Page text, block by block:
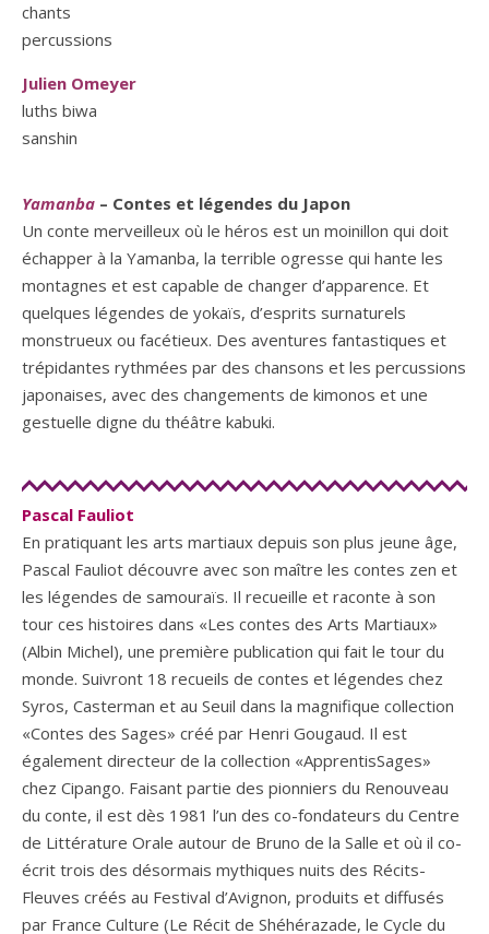
chants
percussions
Julien Omeyer
luths biwa
sanshin
Yamanba – Contes et légendes du Japon
Un conte merveilleux où le héros est un moinillon qui doit
échapper à la Yamanba, la terrible ogresse qui hante les
montagnes et est capable de changer d’apparence. Et
quelques légendes de yokaïs, d’esprits surnaturels
monstrueux ou facétieux. Des aventures fantastiques et
trépidantes rythmées par des chansons et les percussions
japonaises, avec des changements de kimonos et une
gestuelle digne du théâtre kabuki.
Pascal Fauliot
En pratiquant les arts martiaux depuis son plus jeune âge,
Pascal Fauliot découvre avec son maître les contes zen et
les légendes de samouraïs. Il recueille et raconte à son
tour ces histoires dans «Les contes des Arts Martiaux»
(Albin Michel), une première publication qui fait le tour du
monde. Suivront 18 recueils de contes et légendes chez
Syros, Casterman et au Seuil dans la magnifique collection
«Contes des Sages» créé par Henri Gougaud. Il est
également directeur de la collection «ApprentisSages»
chez Cipango. Faisant partie des pionniers du Renouveau
du conte, il est dès 1981 l’un des co-fondateurs du Centre
de Littérature Orale autour de Bruno de la Salle et où il co-
écrit trois des désormais mythiques nuits des Récits-
Fleuves créés au Festival d’Avignon, produits et diffusés
par France Culture (Le Récit de Shéhérazade, le Cycle du